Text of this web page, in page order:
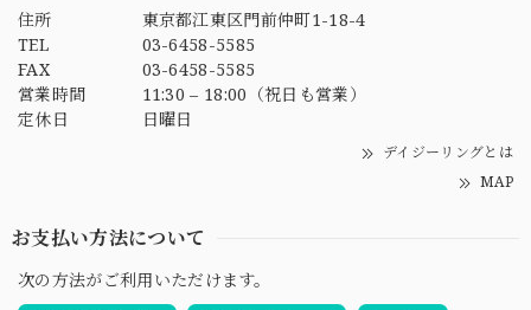
住所
東京都江東区門前仲町1-18-4
TEL
03-6458-5585
FAX
03-6458-5585
営業時間
11:30 – 18:00（祝日も営業）
定休日
日曜日
デイジーリングとは
MAP
お支払い方法について
次の方法がご利用いただけます。